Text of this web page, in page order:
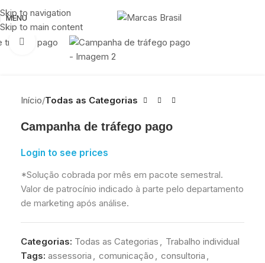
Skip to navigation
Skip to main content
MENU
Click to enlarge
Início Todas as Categorias
Campanha de tráfego pago
Login to see prices
*Solução cobrada por mês em pacote semestral.
Valor de patrocínio indicado à parte pelo departamento
de marketing após análise.
Categorias: Todas as Categorias , Trabalho individual
Tags: assessoria , comunicação , consultoria ,